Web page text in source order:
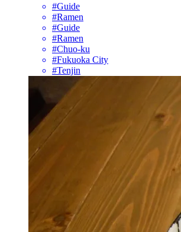
#Guide
#Ramen
#Guide
#Ramen
#Chuo-ku
#Fukuoka City
#Tenjin